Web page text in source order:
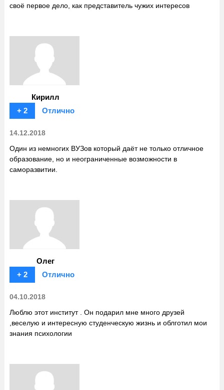
своё первое дело, как представитель чужих интересов
Кирилл
+ 2
Отлично
14.12.2018
Один из немногих ВУЗов который даёт не только отличное
образование, но и неограниченные возможности в
саморазвитии.
Олег
+ 2
Отлично
04.10.2018
Люблю этот институт . Он подарил мне много друзей
,веселую и интересную студенческую жизнь и облготил мои
знания психологии